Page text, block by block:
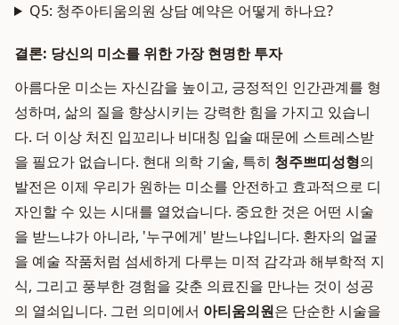
Q5: 청주아티움의원 상담 예약은 어떻게 하나요?
결론: 당신의 미소를 위한 가장 현명한 투자
아름다운 미소는 자신감을 높이고, 긍정적인 인간관계를 형
성하며, 삶의 질을 향상시키는 강력한 힘을 가지고 있습니
다. 더 이상 처진 입꼬리나 비대칭 입술 때문에 스트레스받
을 필요가 없습니다. 현대 의학 기술, 특히 청주쁘띠성형의
발전은 이제 우리가 원하는 미소를 안전하고 효과적으로 디
자인할 수 있는 시대를 열었습니다. 중요한 것은 어떤 시술
을 받느냐가 아니라, '누구에게' 받느냐입니다. 환자의 얼굴
을 예술 작품처럼 섬세하게 다루는 미적 감각과 해부학적 지
식, 그리고 풍부한 경험을 갖춘 의료진을 만나는 것이 성공
의 열쇠입니다. 그런 의미에서 아티움의원은 단순한 시술을